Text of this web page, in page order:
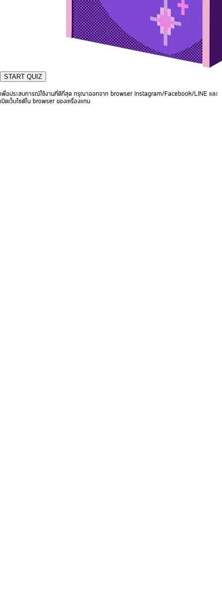
START QUIZ
เพื่อประสบการณ์ใช้งานที่ดีที่สุด กรุณาออกจาก browser Instagram/Facebook/LINE และ
เปิดเว็บไซต์ใน browser ของเครื่องแทน